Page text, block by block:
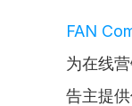
FAN
为在线
告主提